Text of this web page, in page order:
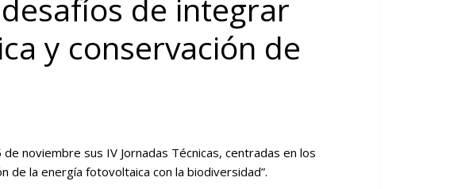
de integrar
y conservación de
noviembre sus IV Jornadas Técnicas, centradas en los
de la energía fotovoltaica con la biodiversidad”.